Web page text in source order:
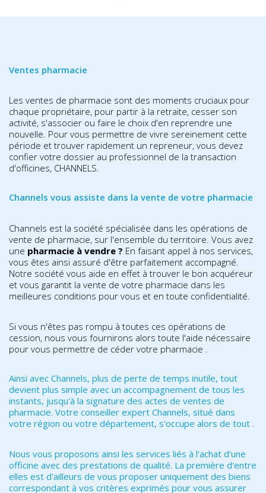
Ventes pharmacie
Les ventes de pharmacie sont des moments cruciaux pour
chaque propriétaire, pour partir à la retraite, cesser son
activité, s'associer ou faire le choix d'en reprendre une
nouvelle. Pour vous permettre de vivre sereinement cette
période et trouver rapidement un repreneur, vous devez
confier votre dossier au professionnel de la transaction
d'officines, CHANNELS.
Channels vous assiste dans la vente de votre pharmacie
Channels est la société spécialisée dans les opérations de
vente de pharmacie, sur l'ensemble du territoire. Vous avez
une pharmacie à vendre ? En faisant appel à nos services,
vous êtes ainsi assuré d'être parfaitement accompagné.
Notre société vous aide en effet à trouver le bon acquéreur
et vous garantit la vente de votre pharmacie dans les
meilleures conditions pour vous et en toute confidentialité.
Si vous n'êtes pas rompu à toutes ces opérations de
cession, nous vous fournirons alors toute l'aide nécessaire
pour vous permettre de céder votre pharmacie .
Ainsi avec Channels, plus de perte de temps inutile, tout
devient plus simple avec un accompagnement de tous les
instants, jusqu'à la signature des actes de ventes de
pharmacie. Votre conseiller expert Channels, situé dans
votre région ou votre département, s'occupe alors de tout .
Nous vous proposons ainsi les services liés à l'achat d'une
officine avec des prestations de qualité. La première d'entre
elles est d'ailleurs de vous proposer uniquement des biens
correspondant à vos critères exprimés pour vous assurer